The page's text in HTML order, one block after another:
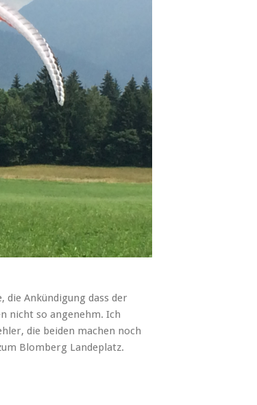
die Ankündigung dass der
nicht so angenehm. Ich
die beiden machen noch
Blomberg Landeplatz.